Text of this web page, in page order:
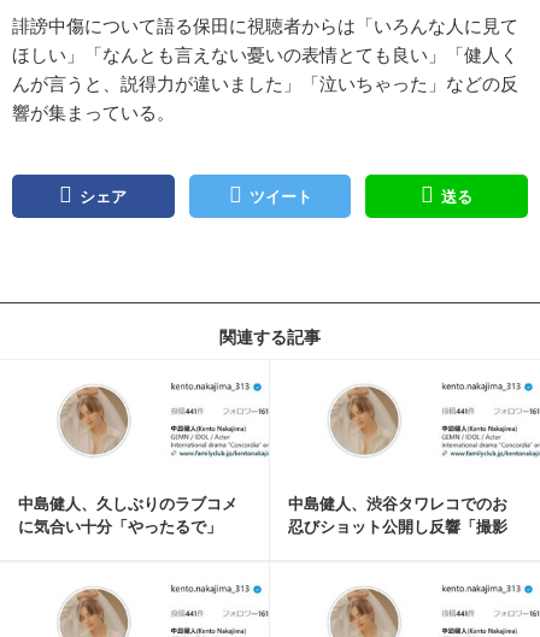
誹謗中傷について語る保田に視聴者からは「いろんな人に見て
ほしい」「なんとも言えない憂いの表情とても良い」「健人く
んが言うと、説得力が違いました」「泣いちゃった」などの反
響が集まっている。
シェア ツイート 送る
関連する記事
中島健人、久しぶりのラブコメ
に気合い十分「やったるで」
中島健人、渋谷タワレコでのお
忍びショット公開し反響「撮影